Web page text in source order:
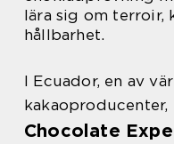
lära sig om terroir,
hållbarhet.
I Ecuador, en av
Chocolate